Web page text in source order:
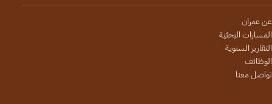
عن عمران
المسارات البحثية
التقارير السنوية
الوظائف
تواصل معنا